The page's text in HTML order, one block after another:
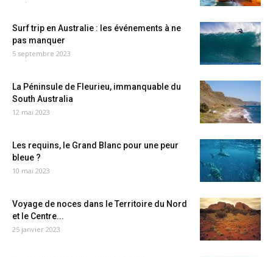
Surf trip en Australie : les événements à ne
pas manquer
5 septembre 2023
La Péninsule de Fleurieu, immanquable du
South Australia
12 mai 2023
Les requins, le Grand Blanc pour une peur
bleue ?
10 mai 2023
Voyage de noces dans le Territoire du Nord
et le Centre...
25 janvier 2023